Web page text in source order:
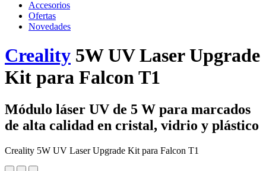
Accesorios
Ofertas
Novedades
Creality 5W UV Laser Upgrade
Kit para Falcon T1
Módulo láser UV de 5 W para marcados
de alta calidad en cristal, vidrio y plástico
Creality 5W UV Laser Upgrade Kit para Falcon T1